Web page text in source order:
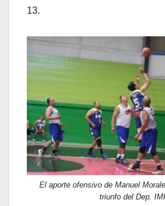
13.
El aporte ofensivo de Manuel
triunfo del Dep. IMI.